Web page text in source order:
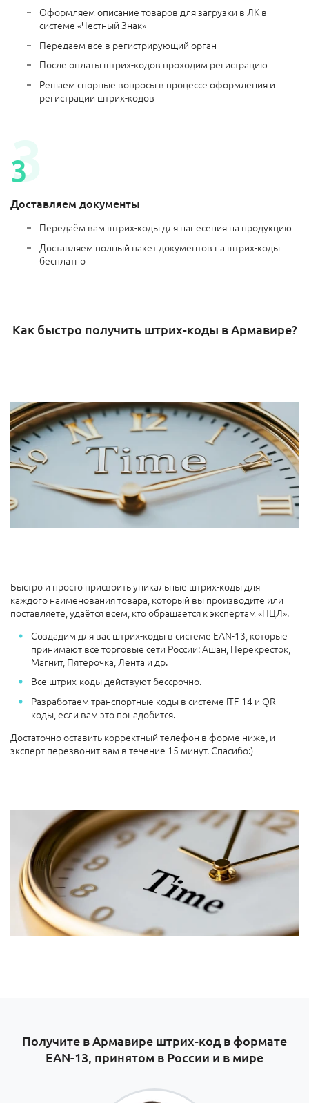
Оформляем описание товаров для загрузки в ЛК в
системе «Честный Знак»
Передаем все в регистрирующий орган
После оплаты штрих-кодов проходим регистрацию
Решаем спорные вопросы в процессе оформления и
регистрации штрих-кодов
Доставляем документы
Передаём вам штрих-коды для нанесения на продукцию
Доставляем полный пакет документов на штрих-коды
бесплатно
Как быстро получить штрих-коды в Армавире?
Быстро и просто присвоить уникальные штрих-коды для
каждого наименования товара, который вы производите или
поставляете, удаётся всем, кто обращается к экспертам «НЦЛ».
Создадим для вас штрих-коды в системе EAN-13, которые
принимают все торговые сети России: Ашан, Перекресток,
Магнит, Пятерочка, Лента и др.
Все штрих-коды действуют бессрочно.
Разработаем транспортные коды в системе ITF-14 и QR-
коды, если вам это понадобится.
Достаточно оставить корректный телефон в форме ниже, и
эксперт перезвонит вам в течение 15 минут. Спасибо:)
Получите в Армавире штрих-код в формате
EAN-13, принятом в России и в мире